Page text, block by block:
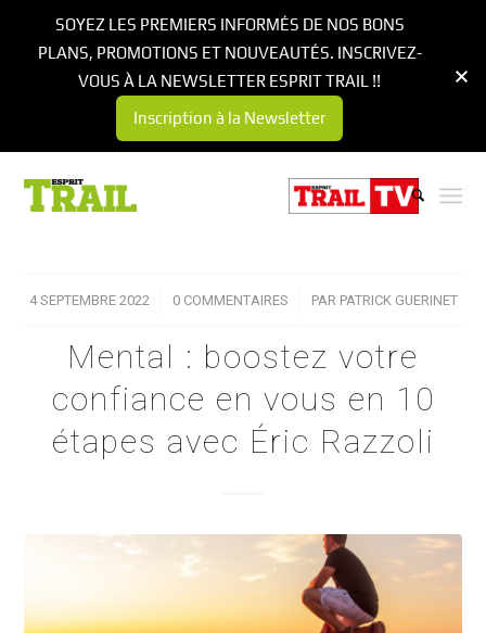
4 SEPTEMBRE 2022
/ 0 COMMENTAIRES
/ PAR PATRICK GUERINET
Mental : boostez votre
confiance en vous en 10
étapes avec Éric Razzoli
SOYEZ LES PREMIERS INFORMÉS DE NOS BONS
PLANS, PROMOTIONS ET NOUVEAUTÉS. INSCRIVEZ-
VOUS À LA NEWSLETTER ESPRIT TRAIL !!
Inscription à la Newsletter